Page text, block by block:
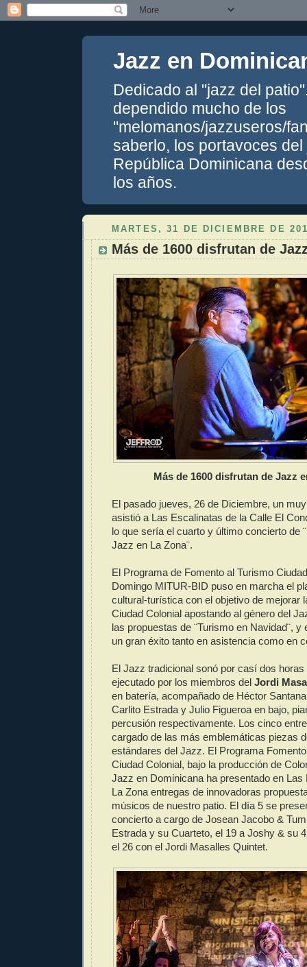
Jazz en
Dedicado al "jazz del
dependido mucho de los
"melomanos/jazzuseros/
saberlo, los portavoces
República Dominicana
los años.
MARTES, 31 DE DICIEMBRE DE
Más de 1600 disfrutan de
Más de 1600 disfrutan de Jazz
El pasado jueves, 26 de Diciembre, un
asistió a Las Escalinatas de la Calle El
lo que sería el cuarto y último concierto de
Jazz en La Zona¨.
El Programa de Fomento al Turismo
Domingo MITUR-BID puso en marcha el
cultural-turística con el objetivo de mejorar
Ciudad Colonial apostando al género del
las propuestas de ¨Turismo en Navidad¨, y
un gran éxito tanto en asistencia como en
El Jazz tradicional sonó por casí dos horas
ejecutado por los miembros del Jordi
en batería, acompañado de Héctor
Carlito Estrada y Julio Figueroa en bajo,
percusión respectivamente. Los cinco
cargado de las más emblemáticas piezas
estándares del Jazz. El Programa
Ciudad Colonial, bajo la producción de
Jazz en Dominicana ha presentado en
La Zona entregas de innovadoras
músicos de nuestro patio. El día 5 se
concierto a cargo de Josean Jacobo &
Estrada y su Cuarteto, el 19 a Joshy & su
el 26 con el Jordi Masalles Quintet.